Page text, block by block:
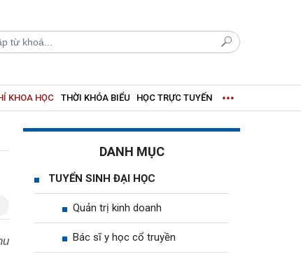
KHOA HỌC THỜI KHÓA BIỂU HỌC TRỰC TUYẾN
DANH MỤC
TUYỂN SINH ĐẠI HỌC
Quản trị kinh doanh
Bác sĩ y học cổ truyền